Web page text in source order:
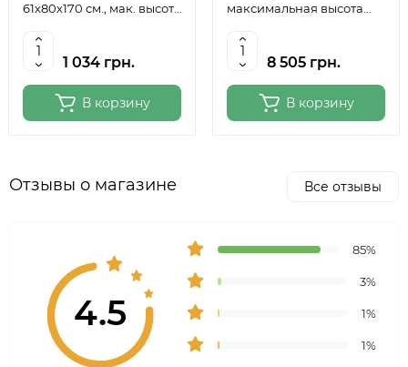
61х80х170 см., мак. высота
Studio
1 034 грн.
В корзину
максимальная высота
6059
8 505 грн.
В корзину
Отзывы о магазине Все отзывы
4.5
85%
3%
1%
1%